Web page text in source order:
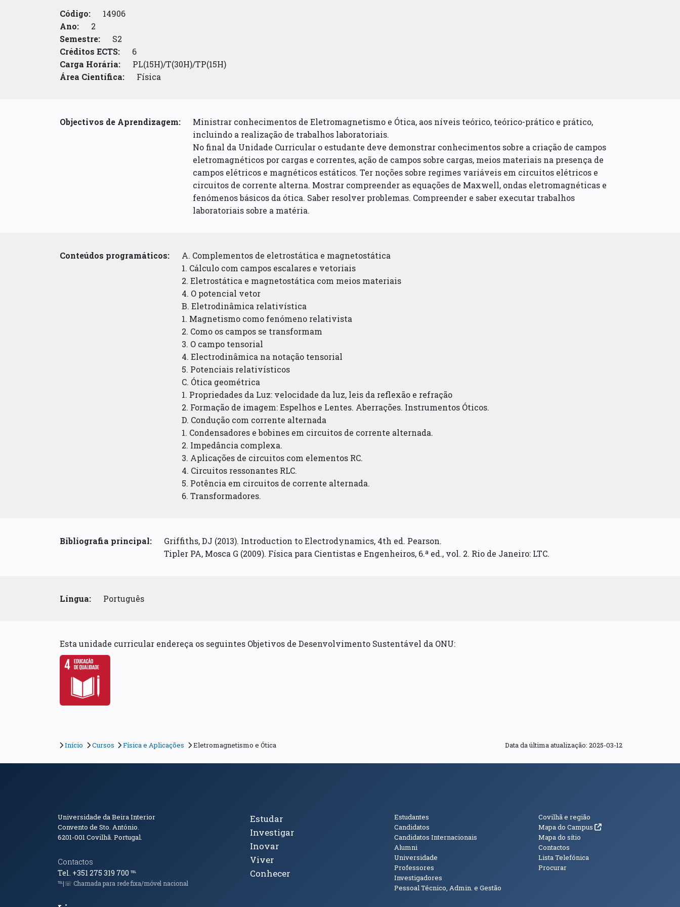
Código:
14906
Ano:
2
Semestre:
S2
Créditos ECTS:
6
Carga Horária:
PL(15H)/T(30H)/TP(15H)
Área Científica:
Física
Objectivos de Aprendizagem:
Ministrar conhecimentos de Eletromagnetismo e Ótica, aos níveis teórico, teórico-prático e prático,
incluindo a realização de trabalhos laboratoriais.
No final da Unidade Curricular o estudante deve demonstrar conhecimentos sobre a criação de campos
eletromagnéticos por cargas e correntes, ação de campos sobre cargas, meios materiais na presença de
campos elétricos e magnéticos estáticos. Ter noções sobre regimes variáveis em circuitos elétricos e
circuitos de corrente alterna. Mostrar compreender as equações de Maxwell, ondas eletromagnéticas e
fenómenos básicos da ótica. Saber resolver problemas. Compreender e saber executar trabalhos
laboratoriais sobre a matéria.
Conteúdos programáticos:
A. Complementos de eletrostática e magnetostática
1. Cálculo com campos escalares e vetoriais
2. Eletrostática e magnetostática com meios materiais
4. O potencial vetor
B. Eletrodinâmica relativística
1. Magnetismo como fenómeno relativista
2. Como os campos se transformam
3. O campo tensorial
4. Electrodinâmica na notação tensorial
5. Potenciais relativísticos
C. Ótica geométrica
1. Propriedades da Luz: velocidade da luz, leis da reflexão e refração
2. Formação de imagem: Espelhos e Lentes. Aberrações. Instrumentos Óticos.
D. Condução com corrente alternada
1. Condensadores e bobines em circuitos de corrente alternada.
2. Impedância complexa.
3. Aplicações de circuitos com elementos RC.
4. Circuitos ressonantes RLC.
5. Potência em circuitos de corrente alternada.
6. Transformadores.
Bibliografia principal:
Griffiths, DJ (2013). Introduction to Electrodynamics, 4th ed. Pearson.
Tipler PA, Mosca G (2009). Física para Cientistas e Engenheiros, 6.ª ed., vol. 2. Rio de Janeiro: LTC.
Língua: Português
Esta unidade curricular endereça os seguintes Objetivos de Desenvolvimento Sustentável da ONU:
Início Cursos Física e Aplicações Eletromagnetismo e Ótica Data da última atualização: 2025-03-12
Informações de Contacto
Universidade da Beira Interior
Convento de Sto. António.
6201-001Covilhã. Portugal.
Contactos
Tel. +351 275 319 700 ℡
℡|☏ Chamada para rede fixa/móvel nacional
Tópicos Principais
Estudar
Investigar
Inovar
Viver
Conhecer
Públicos
Estudantes
Candidatos
Candidatos Internacionais
Alumni
Universidade
Professores
Investigadores
Pessoal Técnico, Admin. e Gestão
Informações
Covilhã e região
Mapa do Campus (abre em nova janela)
Mapa do sítio
Contactos
Lista Telefónica
Procurar